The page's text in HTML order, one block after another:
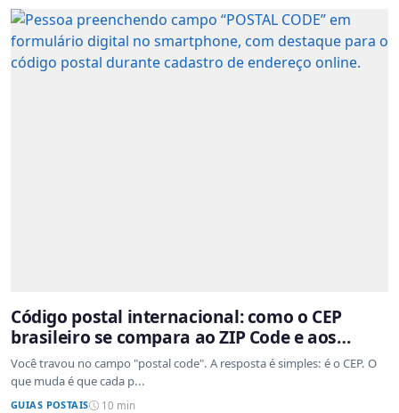
Código postal internacional: como o CEP
brasileiro se compara ao ZIP Code e aos
sistemas de outros países
Você travou no campo "postal code". A resposta é simples: é o CEP. O
que muda é que cada p...
GUIAS POSTAIS 10 min